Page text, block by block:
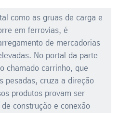
como as gruas de carga e
em ferrovias, é
de mercadorias
No portal da parte
chamado carrinho, que
pesadas, cruza a direção
produtos provam ser
construção e conexão